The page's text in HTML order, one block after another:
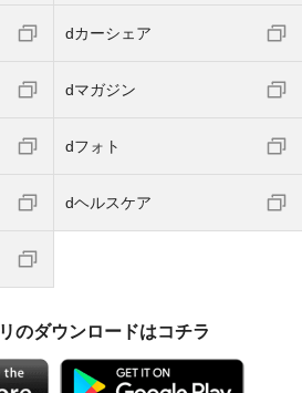
dカーシェア
dマガジン
dフォト
dヘルスケア
のダウンロードはコチラ